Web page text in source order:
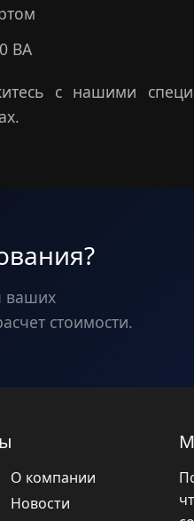
ВА
с нашими
ваших
стоимости.
О компании
Новости